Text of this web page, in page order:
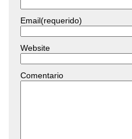
Email(requerido)
Website
Comentario